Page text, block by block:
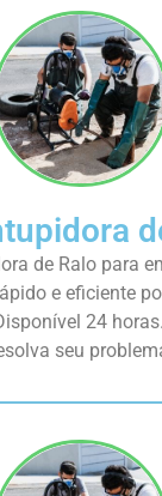
de Ralo para
e eficiente
24
seu